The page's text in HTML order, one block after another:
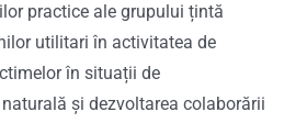
practice ale grupului țintă
utilitari în activitatea de
în situații de
și dezvoltarea colaborării